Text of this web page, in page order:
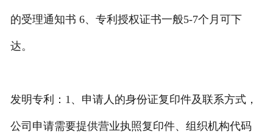
的受理通知书 6、专利授权证书一般5-7个月可下
达。
发明专利：1、申请人的身份证复印件及联系方式，
公司申请需要提供营业执照复印件、组织机构代码